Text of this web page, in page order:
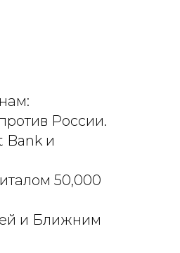
России.
Bank и
50,000
и Ближним